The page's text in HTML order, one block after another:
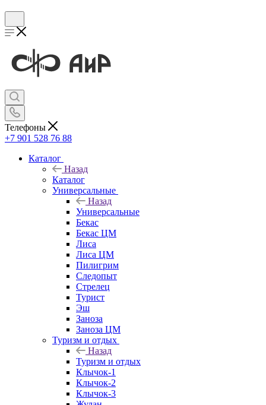
Телефоны
+7 901 528 76 88
Каталог
Назад
Каталог
Универсальные
Назад
Универсальные
Бекас
Бекас ЦМ
Лиса
Лиса ЦМ
Пилигрим
Следопыт
Стрелец
Турист
Эш
Заноза
Заноза ЦМ
Туризм и отдых
Назад
Туризм и отдых
Клычок-1
Клычок-2
Клычок-3